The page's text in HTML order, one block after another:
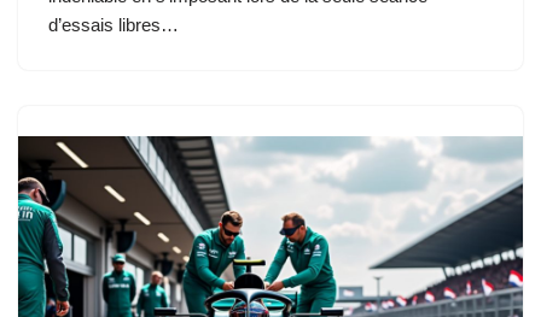
d’essais libres…